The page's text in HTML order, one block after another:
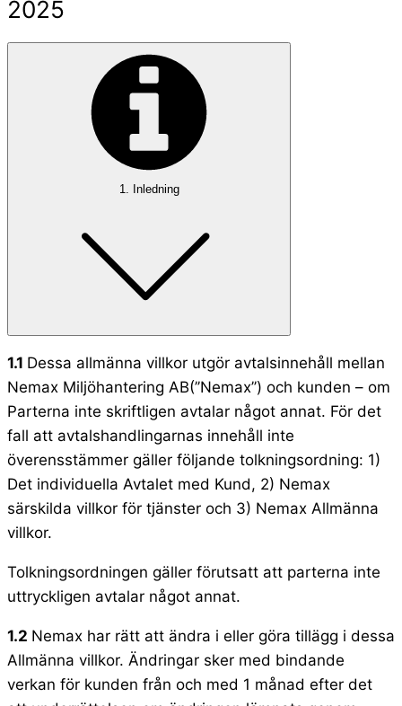
2025
1. Inledning​
1.1 Dessa allmänna villkor utgör avtalsinnehåll mellan
Nemax Miljöhantering AB(’’Nemax’’) och kunden – om
Parterna inte skriftligen avtalar något annat. För det
fall att avtalshandlingarnas innehåll inte
överensstämmer gäller följande tolkningsordning: 1)
Det individuella Avtalet med Kund, 2) Nemax
särskilda villkor för tjänster och 3) Nemax Allmänna
villkor.
Tolkningsordningen gäller förutsatt att parterna inte
uttryckligen avtalar något annat.
1.2 Nemax har rätt att ändra i eller göra tillägg i dessa
Allmänna villkor. Ändringar sker med bindande
verkan för kunden från och med 1 månad efter det